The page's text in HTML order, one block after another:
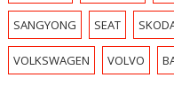
SANGYONG SEAT
VOLKSWAGEN VOLVO